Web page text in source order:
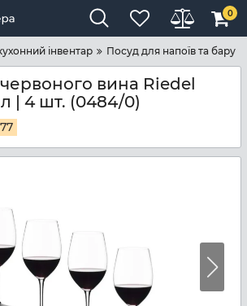
0
інвентар Посуд для напоїв та бару
вина Riedel
| 4 шт. (0484/0)